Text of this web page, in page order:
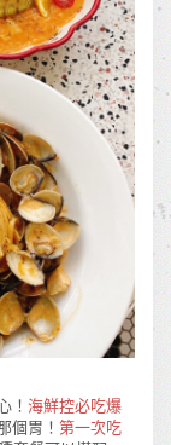
！ 海鮮控必吃爆
個胃！ 第一次吃